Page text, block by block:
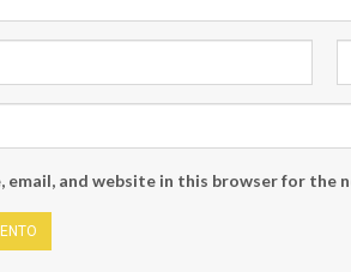
email, and website in this browser for the